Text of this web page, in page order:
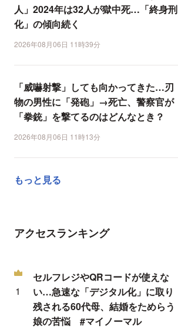
人」2024年は32人が獄中死…「終身刑
化」の傾向続く
2026年08月06日 11時39分
「威嚇射撃」しても向かってきた…刃
物の男性に「発砲」→死亡、警察官が
「拳銃」を撃てるのはどんなとき？
2026年08月06日 11時13分
もっと見る
アクセスランキング
セルフレジやQRコードが使えな
い…急速な「デジタル化」に取り
残される60代母、結婚をためらう
娘の苦悩 #マイノーマル